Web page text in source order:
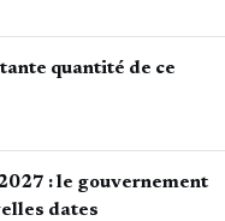
quantité de ce
: le gouvernement
dates